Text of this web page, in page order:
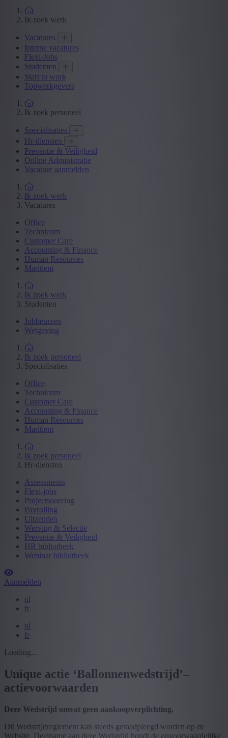
Ik zoek werk
Vacatures
Interne vacatures
Flexi-Jobs
Studenten
Start to work
Topwerkgevers
Ik zoek personeel
Specialisaties
Hr-diensten
Preventie & Veiligheid
Online Administratie
Vacature aanmelden
Ik zoek werk
Vacatures
Office
Technicum
Customer Care
Accounting & Finance
Human Resources
Maritiem
Ik zoek werk
Studenten
Jobbeurzen
Wetgeving
Ik zoek personeel
Specialisaties
Office
Technicum
Customer Care
Accounting & Finance
Human Resources
Maritiem
Ik zoek personeel
Hr-diensten
Assessments
Flexi-jobs
Projectsourcing
Payrolling
Uitzenden
Werving & Selectie
Preventie & Veiligheid
HR bibliotheek
Webinar bibliotheek
Aanmelden
nl
fr
nl
fr
Loading...
Unique actie ‘Ballonnenwedstrijd’–
actievoorwaarden
Deze Wedstrijd omvat geen aankoopverplichting.
Dit Wedstrijdreglement kan steeds geraadpleegd worden op de
Website. Deelname aan deze Wedstrijd houdt de onvoorwaardelijke